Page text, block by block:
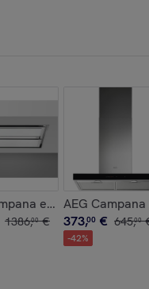
con Mando
techo Serie 7000
extractora de
1386,00 €
AEG
373,00 € 645,00
-42%